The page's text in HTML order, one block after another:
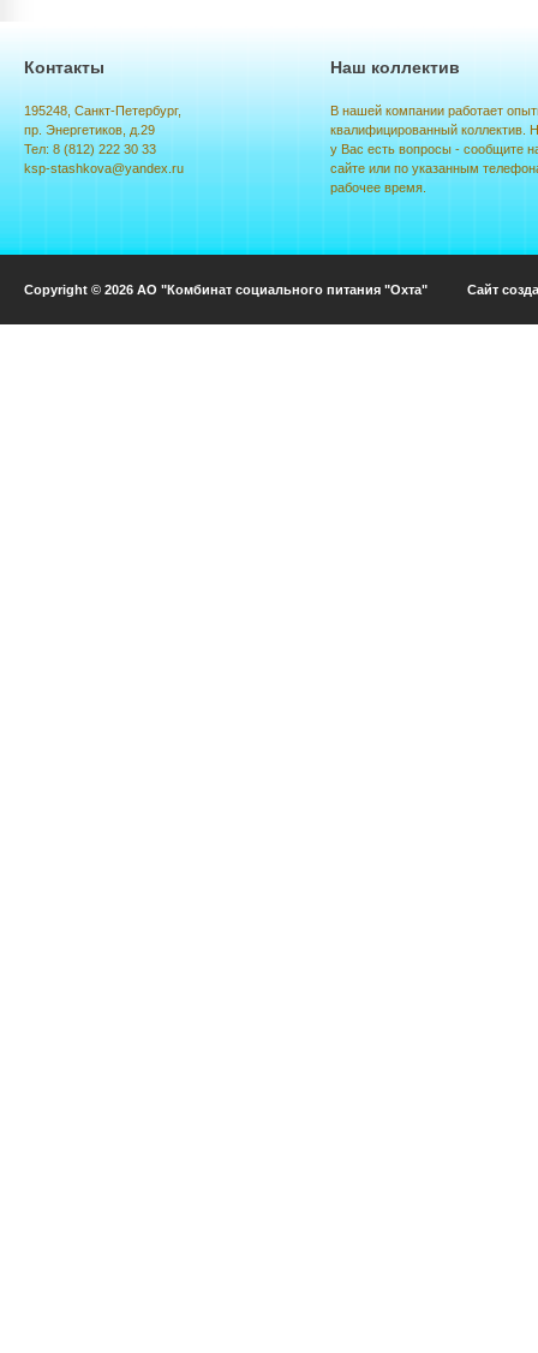
Контакты
195248, Санкт-Петербург,
пр. Энергетиков, д.29
Тел: 8 (812) 222 30 33
ksp-stashkova@yandex.ru
Наш коллектив
В нашей компании работает
квалифицированный коллектив.
у Вас есть вопросы - сообщите
сайте или по указанным
рабочее время.
Copyright © 2026 АО "Комбинат социального питания "Охта" Сайт